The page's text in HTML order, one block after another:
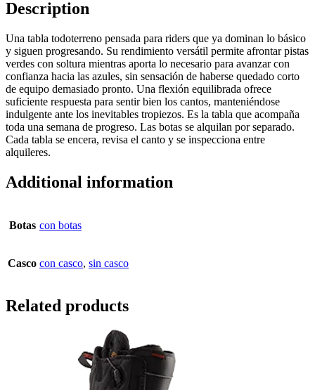
Description
Una tabla todoterreno pensada para riders que ya dominan lo básico
y siguen progresando. Su rendimiento versátil permite afrontar pistas
verdes con soltura mientras aporta lo necesario para avanzar con
confianza hacia las azules, sin sensación de haberse quedado corto
de equipo demasiado pronto. Una flexión equilibrada ofrece
suficiente respuesta para sentir bien los cantos, manteniéndose
indulgente ante los inevitables tropiezos. Es la tabla que acompaña
toda una semana de progreso. Las botas se alquilan por separado.
Cada tabla se encera, revisa el canto y se inspecciona entre
alquileres.
Additional information
Botas con botas
Casco con casco, sin casco
Related products